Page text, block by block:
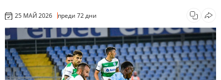
25 МАЙ 2026 преди 72 дни